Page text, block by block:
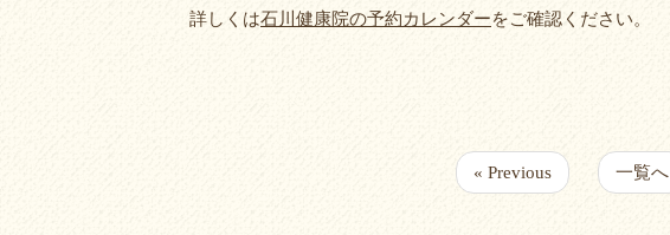
詳しくは石川健康院の予約カレンダーをご確認ください。
« Previous 一覧へ